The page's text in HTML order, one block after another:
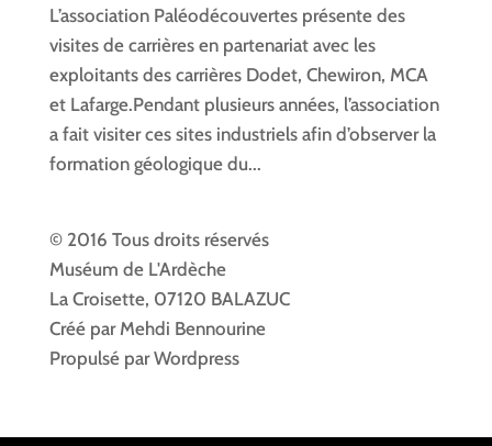
L’association Paléodécouvertes présente des
visites de carrières en partenariat avec les
exploitants des carrières Dodet, Chewiron, MCA
et Lafarge.Pendant plusieurs années, l’association
a fait visiter ces sites industriels afin d’observer la
formation géologique du...
© 2016 Tous droits réservés
Muséum de L'Ardèche
La Croisette, 07120 BALAZUC
Créé par Mehdi Bennourine
Propulsé par Wordpress